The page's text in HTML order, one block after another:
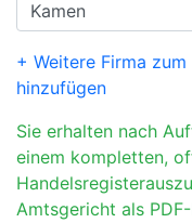
+ Weitere Firma
hinzufügen
Sie erhalten nach
einem kompletten,
Amtsgericht als